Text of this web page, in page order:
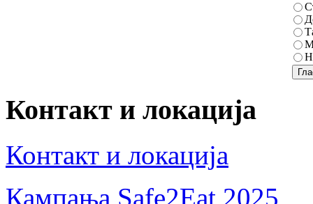
Контакт и локација
Контакт и локација
Кампања Safe2Eat 2025